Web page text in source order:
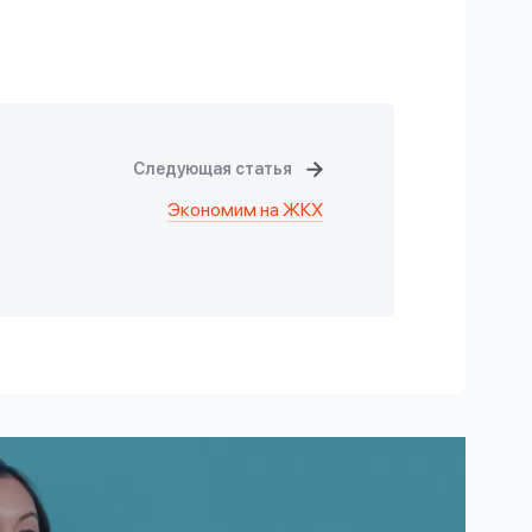
Следующая статья
Экономим на ЖКХ